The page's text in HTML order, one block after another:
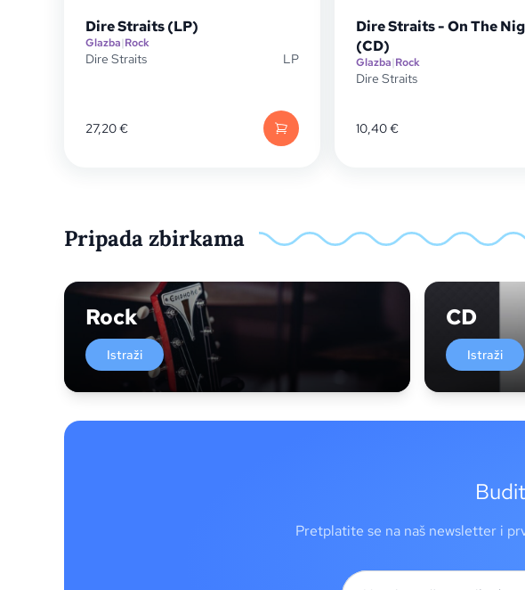
Dire Straits (LP)
Glazba|Rock
Dire Straits LP
27,20€
Dire Straits - On The
(CD)
Glazba|Rock
Dire Straits
10,40€
Pripada zbirkama
Rock
Istraži
CD
Istraži
Pretplatite se na naš newsletter i